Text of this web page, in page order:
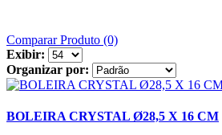
Comparar Produto (0)
Exibir:
Organizar por:
BOLEIRA CRYSTAL Ø28,5 X 16 CM